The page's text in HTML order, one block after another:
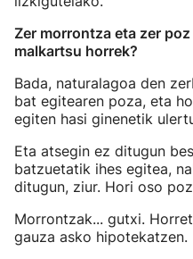
Zer morrontza eta zer
malkartsu horrek?
Bada, naturalagoa den
bat egitearen poza, eta
egiten hasi ginenetik
Eta atsegin ez ditugun
batzuetatik ihes egitea,
ditugun, ziur. Hori oso
Morrontzak... gutxi.
gauza asko hipotekatzen.